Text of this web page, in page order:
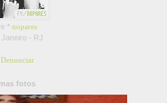
* nopares
Janeiro - RJ
Denunciar
fotos